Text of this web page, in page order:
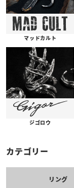
マッドカルト
ジゴロウ
カテゴリー
リング